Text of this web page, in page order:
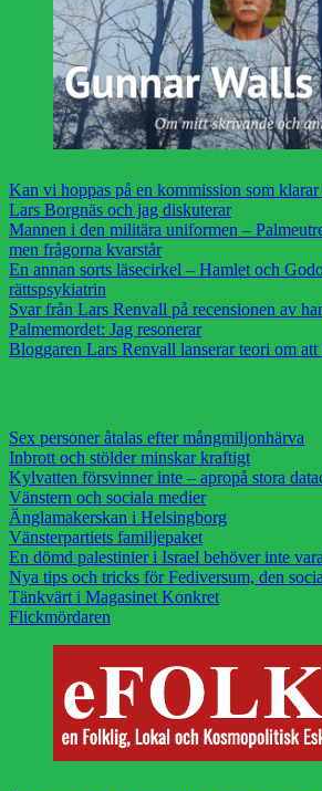
Kan vi hoppas på en kommission som
Lars Borgnäs och jag diskuterar
Mannen i den militära uniformen –
men frågorna kvarstår
En annan sorts läsecirkel – Hamlet och
rättspsykiatrin
Svar från Lars Renvall på recensionen av
Palmemordet: Jag resonerar
Bloggaren Lars Renvall lanserar teori om
Sex personer åtalas efter mångmiljonhärva
Inbrott och stölder minskar kraftigt
Kylvatten försvinner inte – apropå stora
Vänstern och sociala medier
Änglamakerskan i Helsingborg
Vänsterpartiets familjepaket
En dömd palestinier i Israel behöver inte
Nya tips och tricks för Fediversum, den
Tänkvärt i Magasinet Konkret
Flickmördaren